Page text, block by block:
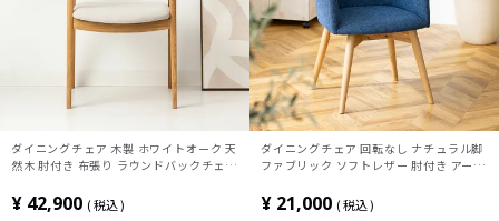
ダイニングチェア 木製 ホワイトオーク 天
然木 肘付き 布張り ラウンドバックチェア
グ おしゃれ 北欧 ナチュラル
¥ 42,900 税込
ダイニングチェア 回転なし ナチュラル脚
ファブリック ソフトレザー 肘付き アーム
ブルー ブラウン グレー
¥ 21,000 税込